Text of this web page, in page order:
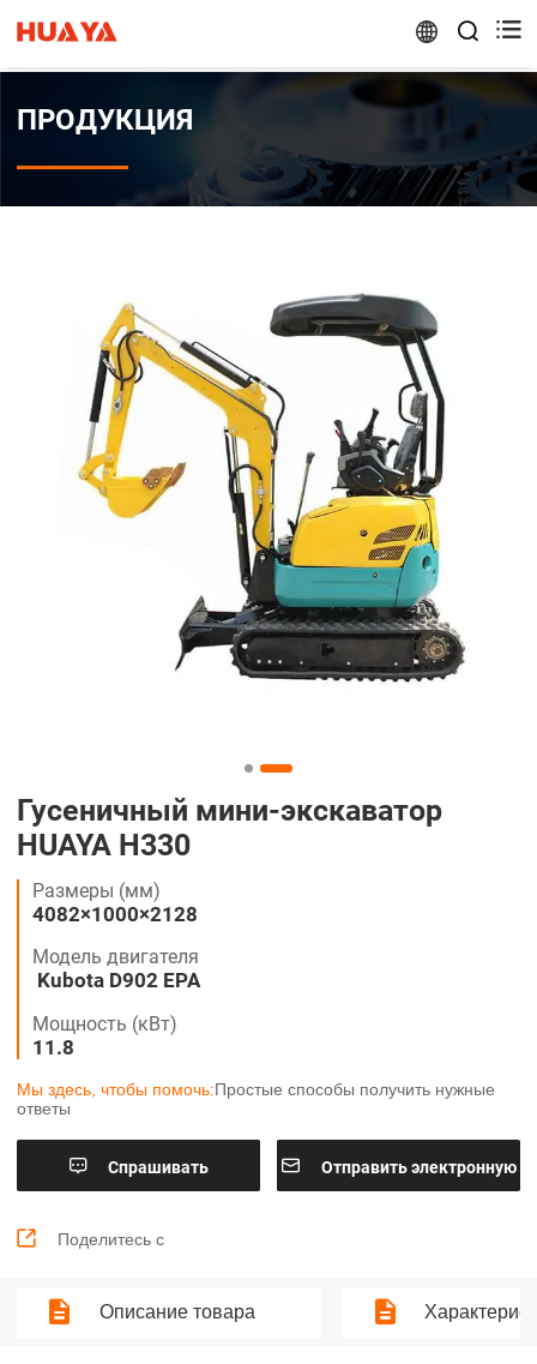
 
ПРОДУКЦИЯ
Гусеничный мини-экскаватор
HUAYA H330
Размеры (мм)
4082×1000×2128
Модель двигателя
Kubota D902 EPA
Мощность (кВт)
11.8
Мы здесь, чтобы помочь:Простые способы получить нужные
ответы
 Cпрашивать  Отправить электронную

Поделитесь с
Описание товара